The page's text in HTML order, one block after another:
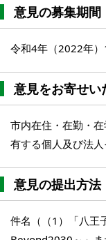
意見の募集期間
令和4年（2022年
意見をお寄せい
市内在住・在勤・
有する個人及び法
意見の提出方法
件名（（1）「八王